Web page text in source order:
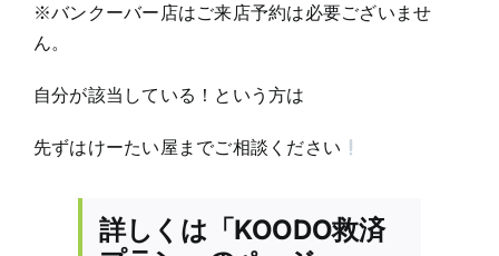
※バンクーバー店はご来店予約は必要ございませ
ん。
自分が該当している！という方は
先ずはけーたい屋までご相談ください
詳しくは「KOODO救済